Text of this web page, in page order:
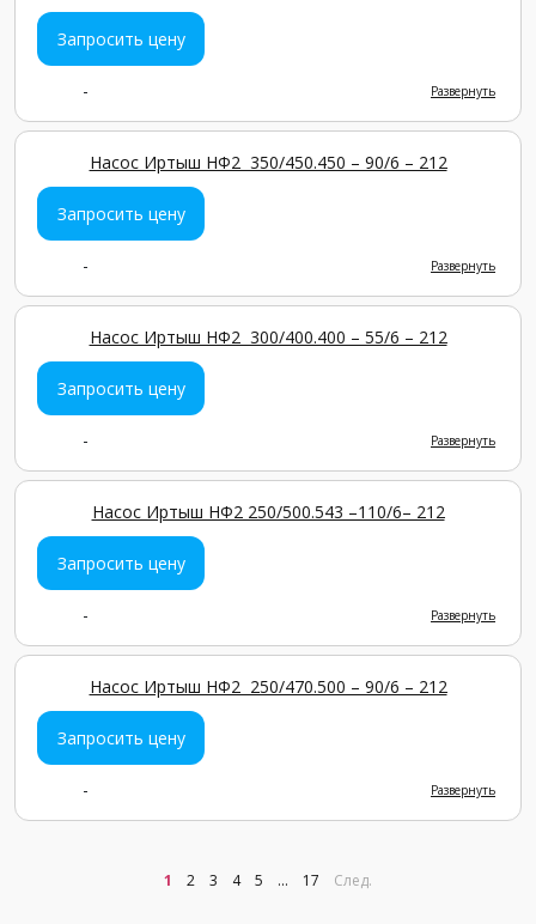
Запросить цену
- Развернуть
Насос Иртыш НФ2 350/450.450 – 90/6 – 212
Запросить цену
- Развернуть
Насос Иртыш НФ2 300/400.400 – 55/6 – 212
Запросить цену
- Развернуть
Насос Иртыш НФ2 250/500.543 –110/6– 212
Запросить цену
- Развернуть
Насос Иртыш НФ2 250/470.500 – 90/6 – 212
Запросить цену
- Развернуть
1 2 3 4 5 ... 17 След.